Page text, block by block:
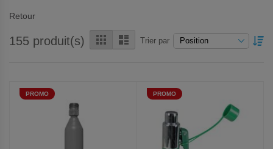
Retour
Grille Liste
155 produit(s) Trier par
PROMO PROMO